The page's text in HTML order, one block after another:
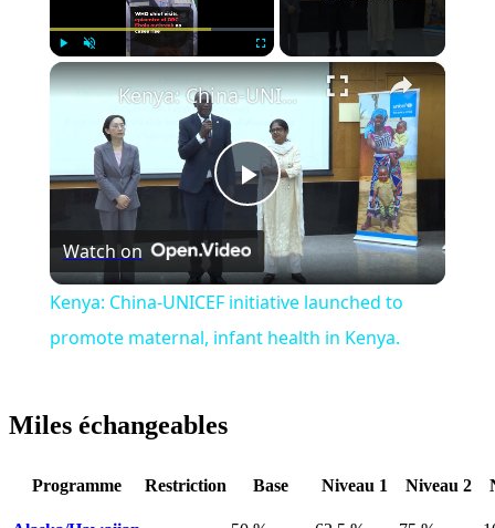
Play Unmute Fullscreen ×
Play
Video
Kenya: China-UNICEF initiative launched to promote maternal, infant health in Kenya.
Watch on
Kenya: China-UNICEF initiative launched to
promote maternal, infant health in Kenya.
Miles échangeables
Programme Restriction Base Niveau 1 Niveau 2